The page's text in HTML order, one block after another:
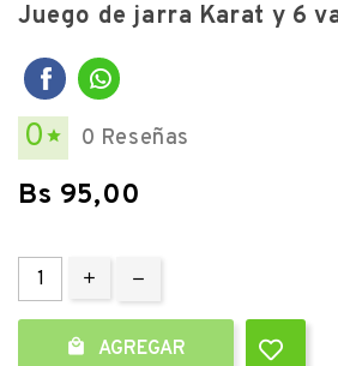
Juego de jarra Karat y 6
0  0 Reseñas
Bs 95,00
 AGREGAR